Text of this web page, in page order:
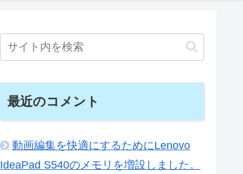
最近のコメント
動画編集を快適にするためにLenovo
IdeaPad S540のメモリを増設しました。